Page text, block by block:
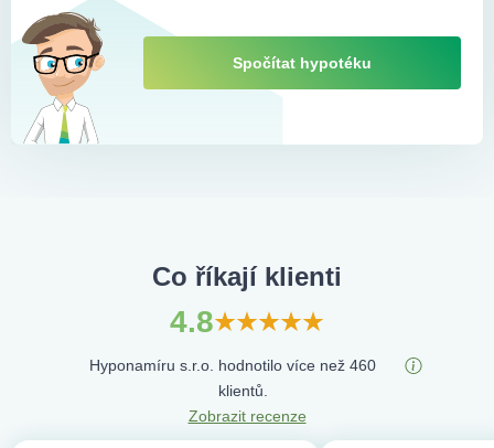
Spočítat hypotéku
Co říkají klienti
4.8
Hyponamíru s.r.o. hodnotilo více než 460
klientů.
Zobrazit recenze